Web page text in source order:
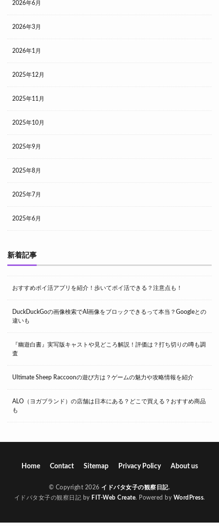
2026年6月
2026年3月
2026年1月
2025年12月
2025年11月
2025年10月
2025年9月
2025年8月
2025年7月
2025年6月
新着記事
おすすめポイ活アプリを紹介！歩いてポイ活できる？注意点も！
DuckDuckGoの画像検索でAI画像をブロックできるって本当？Googleとの
違いも
『幽遊白書』実写版キャストや見どころ解説！評価は？打ち切りの噂も調
査
Ultimate Sheep Raccoonの遊び方は？ゲームの魅力や攻略情報を紹介
ALO（ヨガブランド）の店舗は日本にある？どこで買える？おすすめ商品
も
Home Contact Sitemap Privacy Policy About us
© Copyright 2026 イドバタ女子の観察日記.
イドバタ女子の観察日記 by FIT-Web Create. Powered by WordPress.